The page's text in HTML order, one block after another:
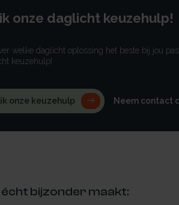
onze daglicht keuzehulp!
welke daglicht oplossing het beste bij jou
keuzehulp!
onze keuzehulp Neem contact
bijzonder maakt: